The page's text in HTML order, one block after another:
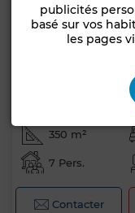
par
Villa à
350 m²
7 Pers.
Contacter
publicités
basé sur vos
les pages